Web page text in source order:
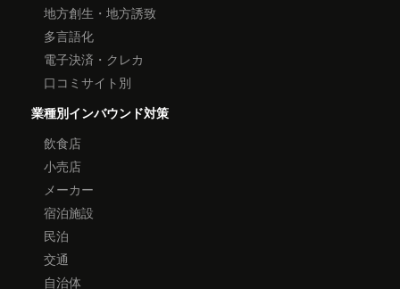
地方創生・地方誘致
多言語化
電子決済・クレカ
口コミサイト別
業種別インバウンド対策
飲食店
小売店
メーカー
宿泊施設
民泊
交通
自治体